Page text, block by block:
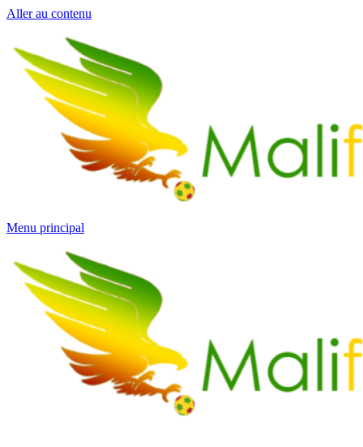
Aller au contenu
Menu principal